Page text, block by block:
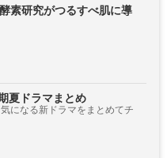
素研究がつるすべ肌に導
夏ドラマまとめ
になる新ドラマをまとめてチ